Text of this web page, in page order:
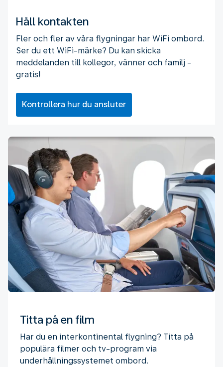
Håll kontakten
Fler och fler av våra flygningar har WiFi ombord.
Ser du ett WiFi-märke? Du kan skicka
meddelanden till kollegor, vänner och familj -
gratis!
Kontrollera hur du ansluter
Titta på en film
Har du en interkontinental flygning? Titta på
populära filmer och tv-program via
underhållningssystemet ombord.